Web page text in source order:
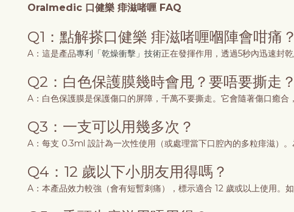
Oralmedic 口健樂 痱滋啫喱 FAQ
Q1：點解搽口健樂 痱滋啫喱嗰陣會咁痛？
A：這是產品專利「乾燥衝擊」技術正在發揮作用，透過5秒內迅速封
Q2：白色保護膜幾時會甩？要唔要撕走？
A：白色保護膜是保護傷口的屏障，千萬不要撕走。它會隨著傷口癒合
Q3：一支可以用幾多次？
A：每支 0.3ml 設計為一次性使用（或處理當下口腔內的多粒痱滋）
Q4：12 歲以下小朋友用得嗎？
A：本產品效力較強（會有短暫刺痛），標示適合 12 歲或以上使用。